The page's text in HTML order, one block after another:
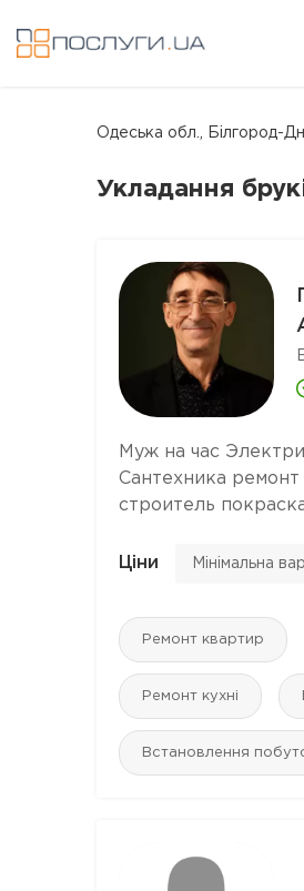
Одеська обл., Білгород-
Укладання
Муж на час
Сантехника
строитель
Ціни Мінімальна
Ремонт квартир
Ремонт кухні
Встановлення